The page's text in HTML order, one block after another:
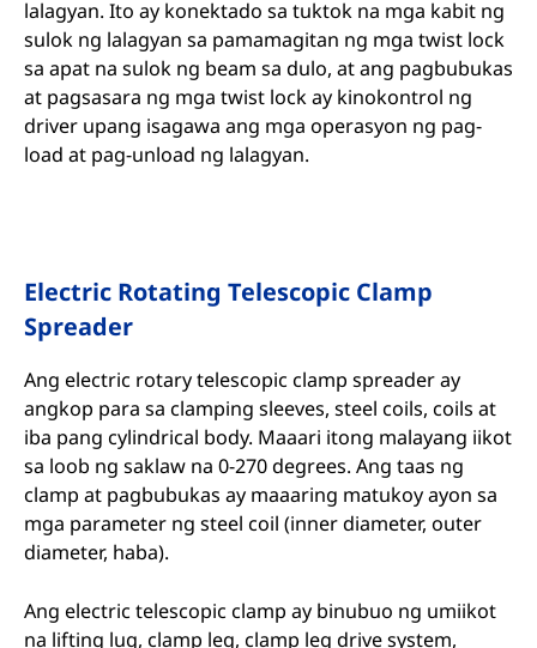
lalagyan. Ito ay konektado sa tuktok na mga kabit ng
sulok ng lalagyan sa pamamagitan ng mga twist lock
sa apat na sulok ng beam sa dulo, at ang pagbubukas
at pagsasara ng mga twist lock ay kinokontrol ng
driver upang isagawa ang mga operasyon ng pag-
load at pag-unload ng lalagyan.
Electric Rotating Telescopic Clamp
Spreader
Ang electric rotary telescopic clamp spreader ay
angkop para sa clamping sleeves, steel coils, coils at
iba pang cylindrical body. Maaari itong malayang iikot
sa loob ng saklaw na 0-270 degrees. Ang taas ng
clamp at pagbubukas ay maaaring matukoy ayon sa
mga parameter ng steel coil (inner diameter, outer
diameter, haba).
Ang electric telescopic clamp ay binubuo ng umiikot
na lifting lug, clamp leg, clamp leg drive system,